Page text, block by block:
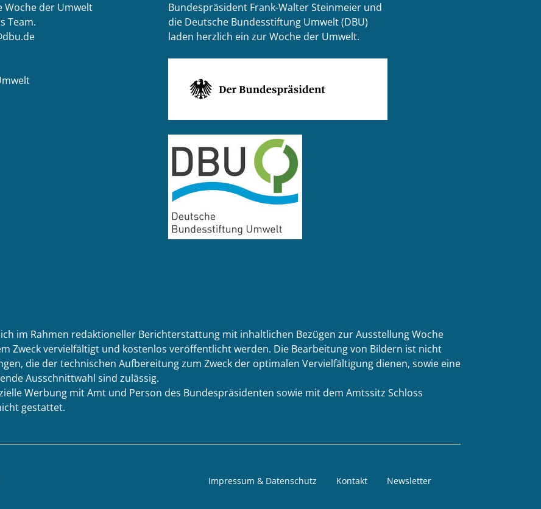
Woche der Umwelt
Team.
Bundespräsident Frank-Walter Steinmeier und
die Deutsche Bundesstiftung Umwelt (DBU)
laden herzlich ein zur Woche der Umwelt.
im Rahmen redaktioneller Berichterstattung mit inhaltlichen Bezügen zur Ausstellung Woche
Zweck vervielfältigt und kostenlos veröffentlicht werden. Die Bearbeitung von Bildern ist nicht
die der technischen Aufbereitung zum Zweck der optimalen Vervielfältigung dienen, sowie eine
Ausschnittwahl sind zulässig.
Werbung mit Amt und Person des Bundespräsidenten sowie mit dem Amtssitz Schloss
gestattet.
Impressum & Datenschutz Kontakt Newsletter